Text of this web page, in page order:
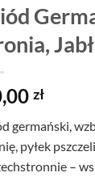
zł
germański,
pyłek
–